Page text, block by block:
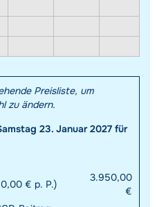
Preisliste, um
zu ändern.
23. Januar 2027 für
€ p. P.)
3.950,00
€